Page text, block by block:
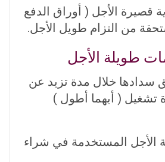
قصيرة الأجل ( أوراق الدفع
من التزام طويل الأجل.
طويلة الأجل
سدادها خلال مدة تزيد عن
تشغيل ( أيهما أطول )
الأجل المستخدمة في شراء